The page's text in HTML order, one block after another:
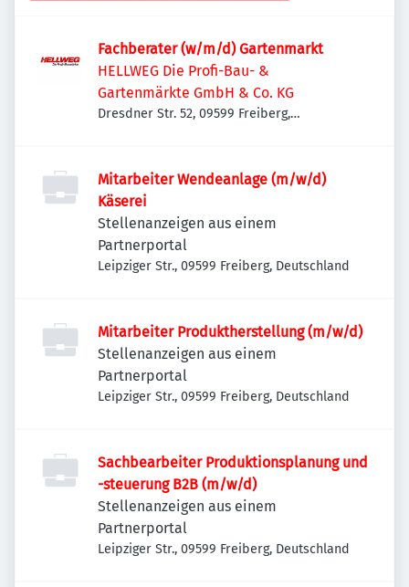
Fachberater (w/m/d) Gartenmarkt
HELLWEG Die Profi-Bau- &
Gartenmärkte GmbH & Co. KG
Dresdner Str. 52, 09599 Freiberg,
Mitarbeiter Wendeanlage (m/w/d)
Käserei
Stellenanzeigen aus einem
Partnerportal
Leipziger Str., 09599 Freiberg, Deutschland
Mitarbeiter Produktherstellung (m/w/d)
Stellenanzeigen aus einem
Partnerportal
Leipziger Str., 09599 Freiberg, Deutschland
Sachbearbeiter Produktionsplanung und
-steuerung B2B (m/w/d)
Stellenanzeigen aus einem
Partnerportal
Leipziger Str., 09599 Freiberg, Deutschland